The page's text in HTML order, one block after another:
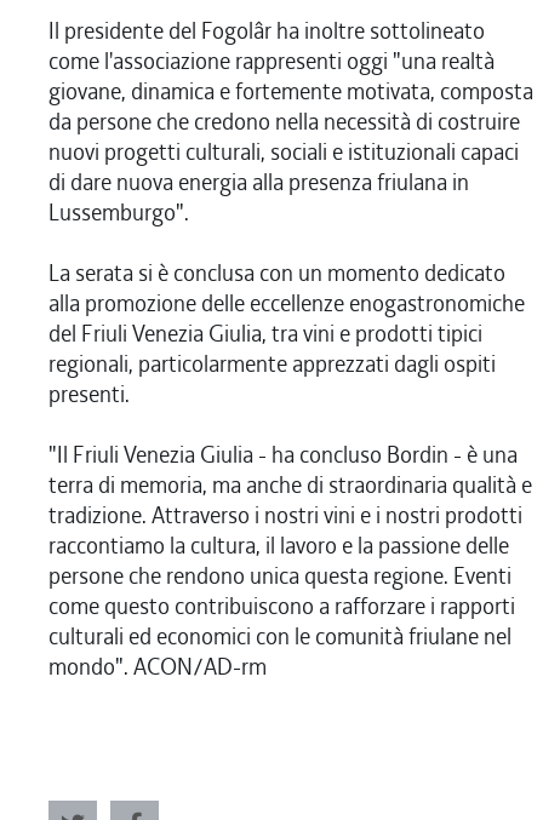
Il presidente del Fogolâr ha inoltre sottolineato
come l'associazione rappresenti oggi "una realtà
giovane, dinamica e fortemente motivata, composta
da persone che credono nella necessità di costruire
nuovi progetti culturali, sociali e istituzionali capaci
di dare nuova energia alla presenza friulana in
Lussemburgo".
La serata si è conclusa con un momento dedicato
alla promozione delle eccellenze enogastronomiche
del Friuli Venezia Giulia, tra vini e prodotti tipici
regionali, particolarmente apprezzati dagli ospiti
presenti.
"Il Friuli Venezia Giulia - ha concluso Bordin - è una
terra di memoria, ma anche di straordinaria qualità e
tradizione. Attraverso i nostri vini e i nostri prodotti
raccontiamo la cultura, il lavoro e la passione delle
persone che rendono unica questa regione. Eventi
come questo contribuiscono a rafforzare i rapporti
culturali ed economici con le comunità friulane nel
mondo". ACON/AD-rm